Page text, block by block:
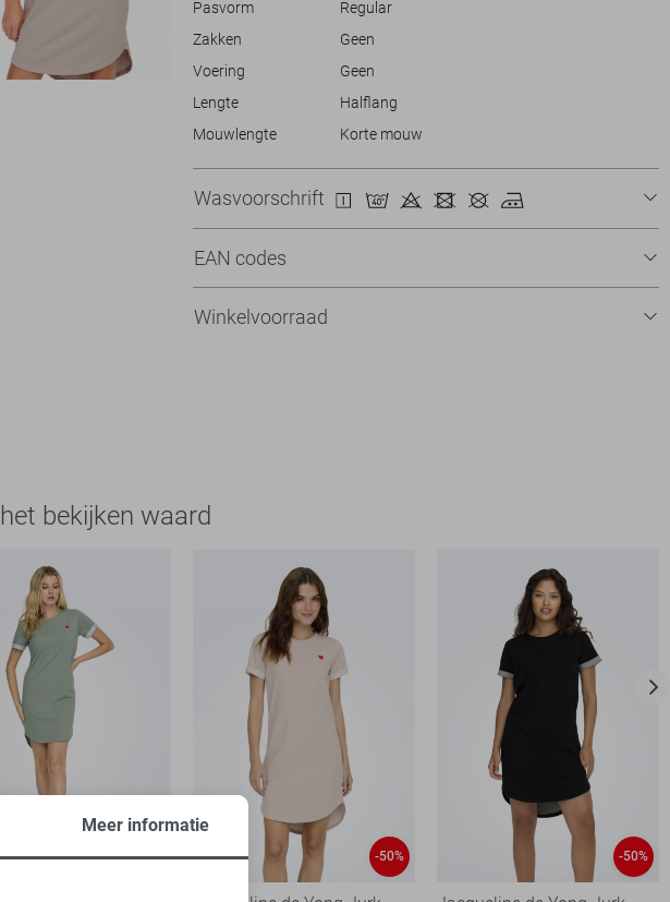
Pasvorm
Regular
Zakken
Geen
Voering
Geen
Lengte
Halflang
Mouwlengte
Korte mouw
Wasvoorschrift
EAN codes
Winkelvoorraad
bekijken waard
-50% -50% -50%
Meer informatie